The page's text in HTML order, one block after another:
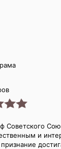
Советского
и